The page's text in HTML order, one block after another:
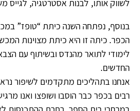
לשווק אותו, לבנות אסטרטגיה, לגייס
בנוסף, נפתחה השנה כיתת “טופז”
הכפר. כיתה זו היא כיתת מצוינות
לימודי לתואר מהנדס ובשיתוף עם
החדשים.
אנחנו בתהליכים מתקדמים לשיפור
רבים בכפר כבר הוסבו ושופצו ואנו